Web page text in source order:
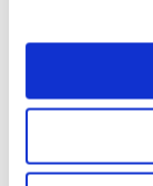
puntando
dettagliando
informazioni
serenità tutti i